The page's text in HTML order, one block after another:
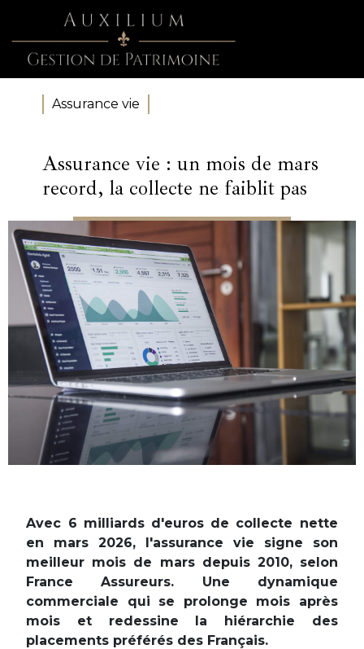
Assurance vie
Assurance vie : un mois de mars
record, la collecte ne faiblit pas
Avec 6 milliards d'euros de collecte nette
en mars 2026, l'assurance vie signe son
meilleur mois de mars depuis 2010, selon
France Assureurs. Une dynamique
commerciale qui se prolonge mois après
mois et redessine la hiérarchie des
placements préférés des Français.